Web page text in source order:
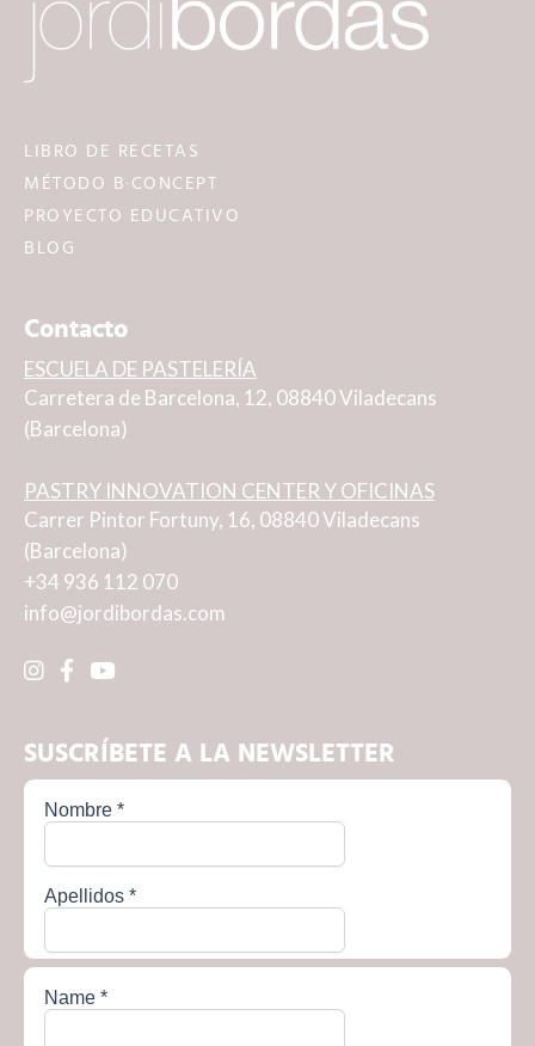
LIBRO DE RECETAS
MÉTODO B·CONCEPT
PROYECTO EDUCATIVO
BLOG
Contacto
ESCUELA DE PASTELERÍA
Carretera de Barcelona, 12, 08840 Viladecans
(Barcelona)
PASTRY INNOVATION CENTER Y OFICINAS
Carrer Pintor Fortuny, 16, 08840 Viladecans
(Barcelona)
+34 936 112 070
info@jordibordas.com
SUSCRÍBETE A LA NEWSLETTER